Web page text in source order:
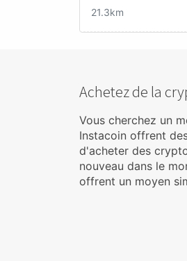
21.3km
Achetez de la
Vous cherchez un
Instacoin offrent
d'acheter des
nouveau dans le
offrent un moyen